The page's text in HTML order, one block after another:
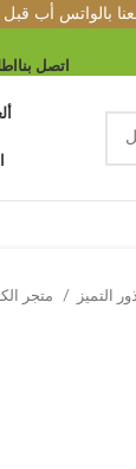
بالواتس أب
اتصل بنا